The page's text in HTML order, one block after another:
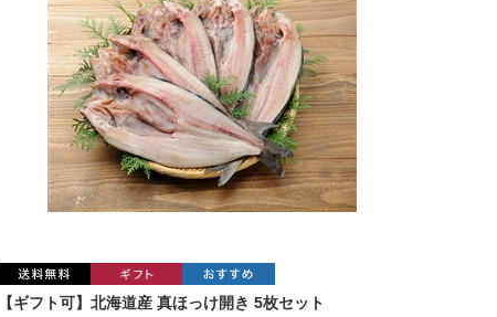
【ギフト可】北海道産 真ほっけ開き 5枚セット